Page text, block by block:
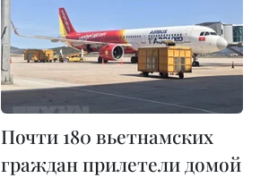
Почти 180 вьетнамских
граждан прилетели домой